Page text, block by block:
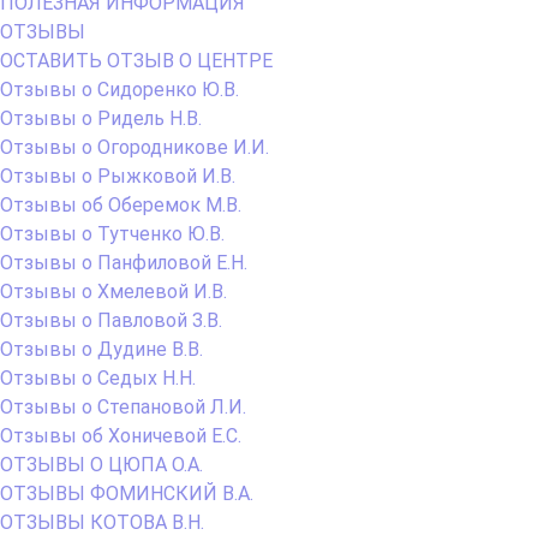
ОТЗЫВЫ
ОСТАВИТЬ ОТЗЫВ О ЦЕНТРЕ
Отзывы о Сидоренко Ю.В.
Отзывы о Ридель Н.В.
Отзывы о Огородникове И.И.
Отзывы о Рыжковой И.В.
Отзывы об Оберемок М.В.
Отзывы о Тутченко Ю.В.
Отзывы о Панфиловой Е.Н.
Отзывы о Хмелевой И.В.
Отзывы о Павловой З.В.
Отзывы о Дудине В.В.
Отзывы о Седых Н.Н.
Отзывы о Степановой Л.И.
Отзывы об Хоничевой Е.С.
ОТЗЫВЫ О ЦЮПА О.А.
ОТЗЫВЫ ФОМИНСКИЙ В.А.
ОТЗЫВЫ КОТОВА В.Н.